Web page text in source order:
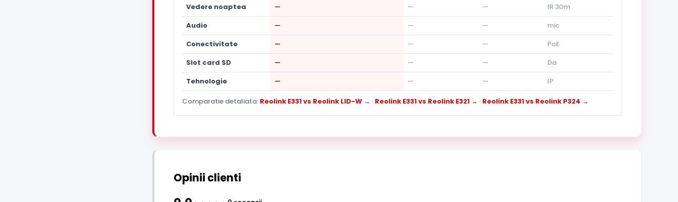
Vedere noaptea
— — —
IR 30m
Audio
— — —
mic
Conectivitate
— — —
PoE
Slot card SD
— — —
Da
Tehnologie
— — — IP
Comparatie detaliata: Reolink E331 vs Reolink LID-W → · Reolink E331 vs Reolink E321 → · Reolink E331 vs Reolink P324 →
Opinii clienti